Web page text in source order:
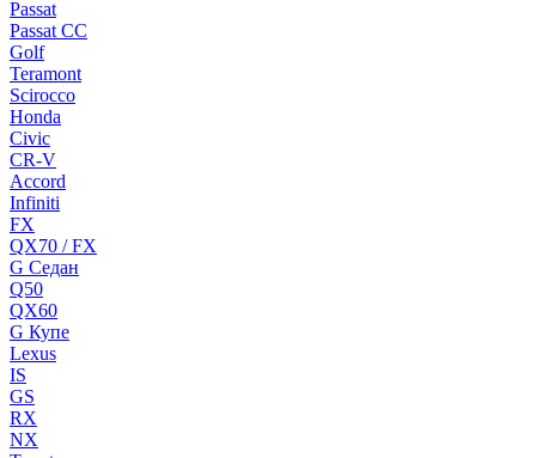
Passat
Passat CC
Golf
Teramont
Scirocco
Honda
Civic
CR-V
Accord
Infiniti
FX
QX70 / FX
G Cедан
Q50
QX60
G Купе
Lexus
IS
GS
RX
NX